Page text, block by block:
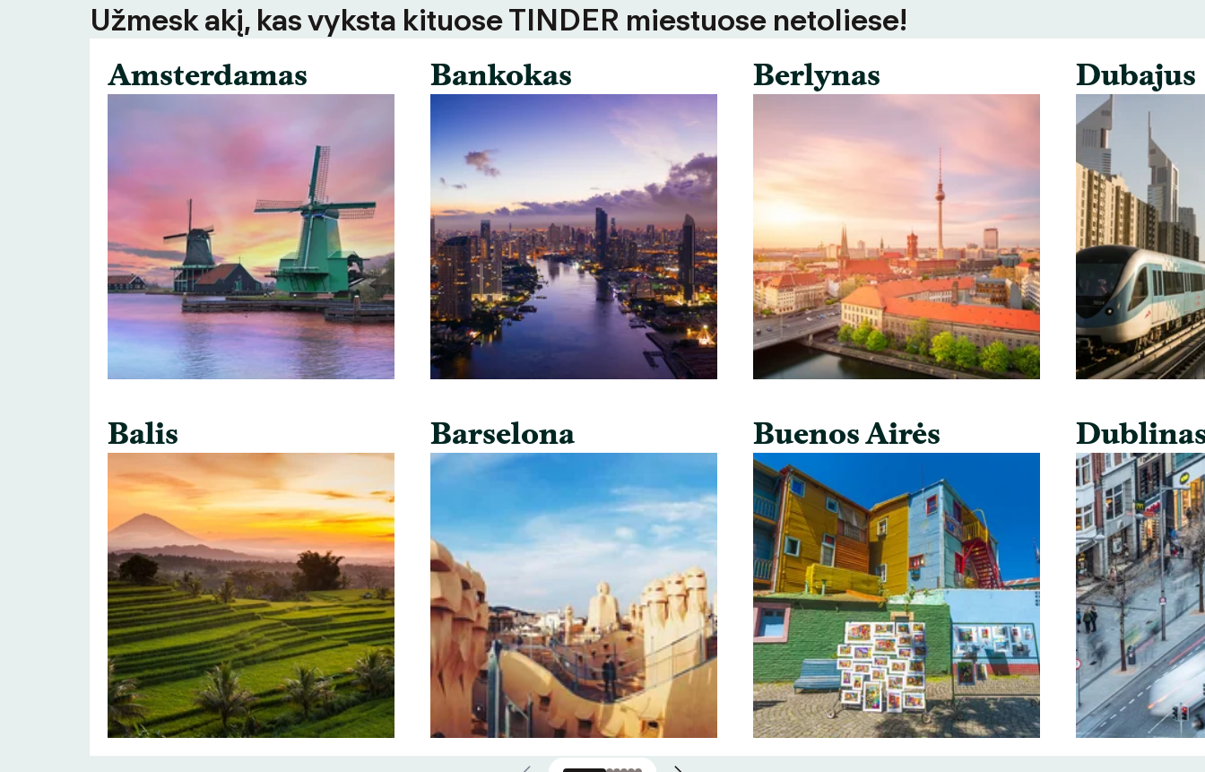
Užmesk akį, kas vyksta kituose TINDER miestuose netoliese!
Amsterdamas
Balis
Bankokas
Barselona
Berlynas
Buenos Airės
Dubajus